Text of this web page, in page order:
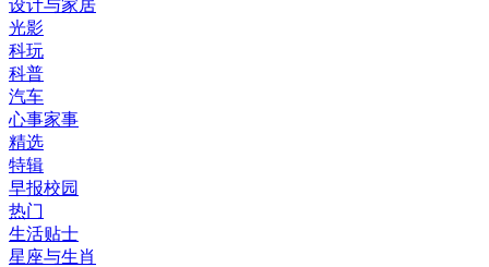
设计与家居
光影
科玩
科普
汽车
心事家事
精选
特辑
早报校园
热门
生活贴士
星座与生肖